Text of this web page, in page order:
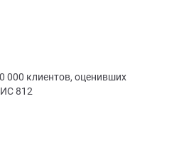
000 клиентов, оценивших
812